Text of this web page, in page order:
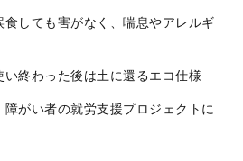
食しても害がなく、喘息やアレルギ
い終わった後は土に還るエコ仕様
障がい者の就労支援プロジェクトに